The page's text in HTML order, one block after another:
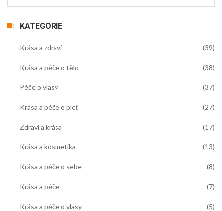
KATEGORIE
Krása a zdraví (39)
Krása a péče o tělo (38)
Péče o vlasy (37)
Krása a péče o pleť (27)
Zdraví a krása (17)
Krása a kosmetika (13)
Krása a péče o sebe (8)
Krása a péče (7)
Krása a péče o vlasy (5)